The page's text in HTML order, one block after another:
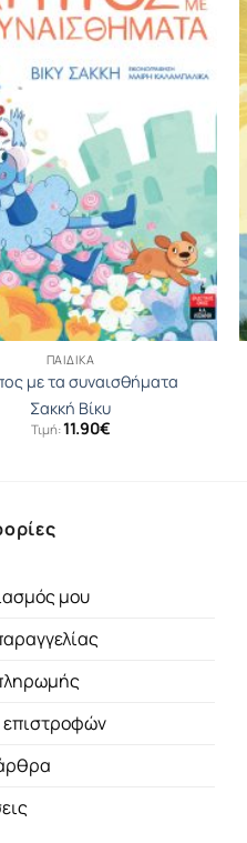
ΠΑΙΔΙΚΆ
με τα συναισθήματα
Σακκή Βίκυ
Τιμή:11.90€
μου
επιστροφών